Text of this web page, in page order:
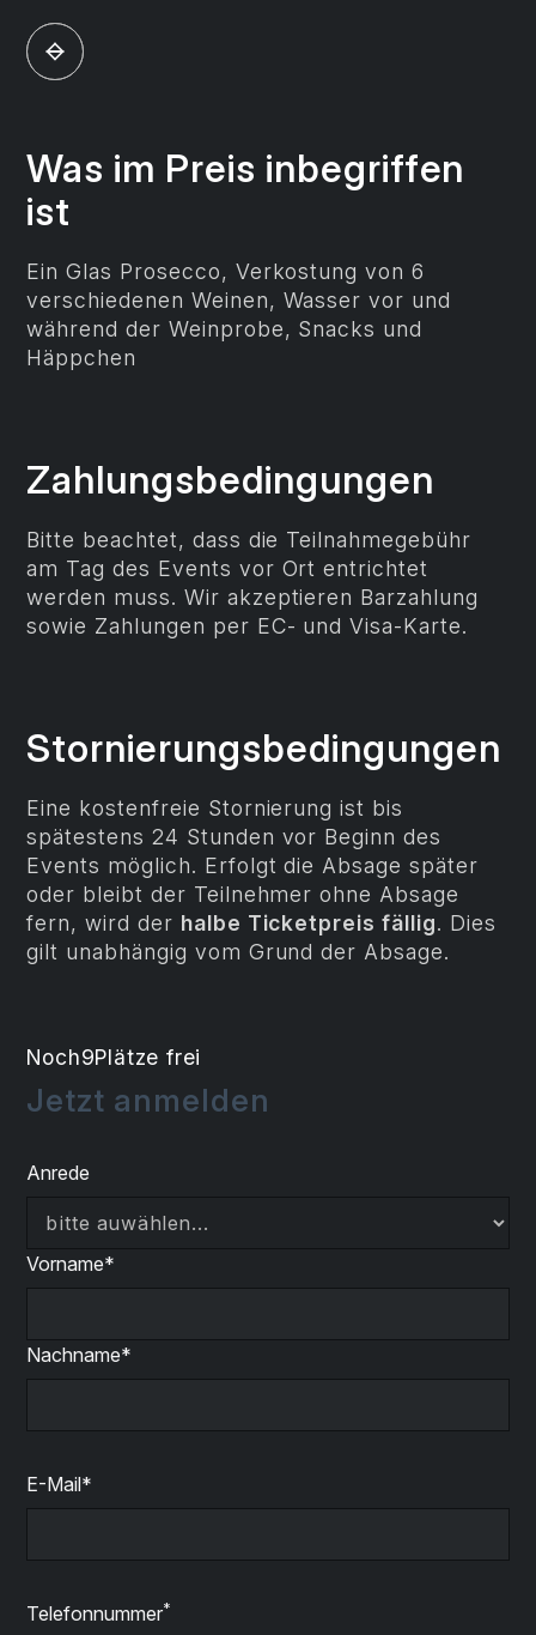
Was im Preis inbegriffen
ist
Ein Glas Prosecco, Verkostung von 6
verschiedenen Weinen, Wasser vor und
während der Weinprobe, Snacks und
Häppchen
Zahlungs­bedingungen
Bitte beachtet, dass die Teilnahmegebühr
am Tag des Events vor Ort entrichtet
werden muss. Wir akzeptieren Barzahlung
sowie Zahlungen per EC- und Visa-Karte.
Stornierungsbedingungen
Eine kostenfreie Stornierung ist bis
spätestens 24 Stunden vor Beginn des
Events möglich. Erfolgt die Absage später
oder bleibt der Teilnehmer ohne Absage
fern, wird der halbe Ticketpreis fällig. Dies
gilt unabhängig vom Grund der Absage.
Noch9Plätze frei
Jetzt anmelden
Anrede
Vorname*
Nachname*
E-Mail*
Telefonnummer*